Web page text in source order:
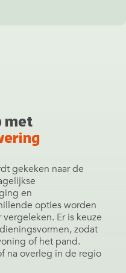
met
gekeken naar de
en
opties worden
Er is keuze
zodat
of het pand.
na overleg in de regio